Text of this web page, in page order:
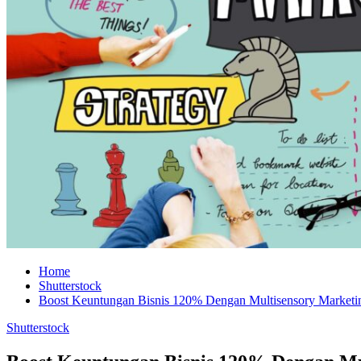
Home
Shutterstock
Boost Keuntungan Bisnis 120% Dengan Multisensory
Shutterstock